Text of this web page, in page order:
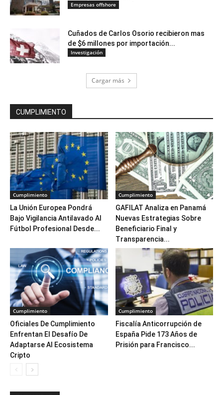
Empresas offshore
Cuñados de Carlos Osorio recibieron mas
de $6 millones por importación...
Investigación
Cargar más
CUMPLIMIENTO
Cumplimiento
La Unión Europea Pondrá
Bajo Vigilancia Antilavado Al
Fútbol Profesional Desde...
Cumplimiento
GAFILAT Analiza en Panamá
Nuevas Estrategias Sobre
Beneficiario Final y
Transparencia...
Cumplimiento
Oficiales De Cumplimiento
Enfrentan El Desafío De
Adaptarse Al Ecosistema
Cripto
Cumplimiento
Fiscalía Anticorrupción de
España Pide 173 Años de
Prisión para Francisco...